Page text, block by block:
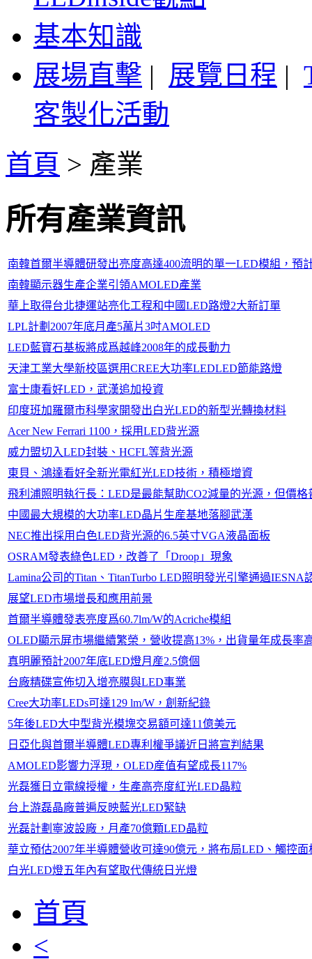
基本知識
展場直擊 | 展覽日程 |
客製化活動
首頁 > 產業
所有產業資訊
南韓首爾半導體研發出亮度高達400流明的單一LED模組，預
南韓顯示器生產企業引領AMOLED產業
華上取得台北捷運站亮化工程和中國LED路燈2大新訂單
LPL計劃2007年底月產5萬片3吋AMOLED
LED藍寶石基板將成爲越峰2008年的成長動力
天津工業大學新校區選用CREE大功率LEDLED節能路燈
富士康看好LED，武漢追加投資
印度班加羅爾市科學家開發出白光LED的新型光轉換材料
Acer New Ferrari 1100，採用LED背光源
威力盟切入LED封裝、HCFL等背光源
東貝、鴻達看好全新光電紅光LED技術，積極增資
飛利浦照明執行長：LED是最能幫助CO2減量的光源，但價格
中國最大規模的大功率LED晶片生産基地落腳武漢
NEC推出採用白色LED背光源的6.5英寸VGA液晶面板
OSRAM發表綠色LED，改善了「Droop」現象
Lamina公司的Titan、TitanTurbo LED照明發光引擎通過IESNA
展望LED市場增長和應用前景
首爾半導體發表亮度爲60.7lm/W的Acriche模組
OLED顯示屏市場繼續繁榮，營收提高13%，出貨量年成長率
真明麗預計2007年底LED燈月産2.5億個
台廠精碟宣佈切入增亮膜與LED事業
Cree大功率LEDs可達129 lm/W，創新紀錄
5年後LED大中型背光模塊交易額可達11億美元
日亞化與首爾半導體LED專利權爭議近日將宣判結果
AMOLED影響力浮現，OLED産值有望成長117%
光磊獲日立電線授權，生產高亮度紅光LED晶粒
台上游磊晶廠普遍反映藍光LED緊缺
光磊計劃寧波設廠，月產70億顆LED晶粒
華立預估2007年半導體營收可達90億元，將布局LED、觸控
白光LED燈五年內有望取代傳統日光燈
首頁
<